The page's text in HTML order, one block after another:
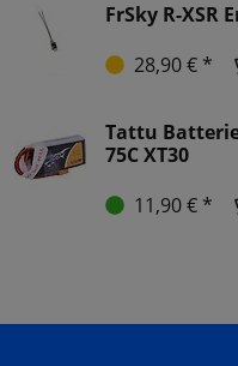
FrSky R-XSR
28,90 € *
Tattu Batterie
75C XT30
11,90 € *